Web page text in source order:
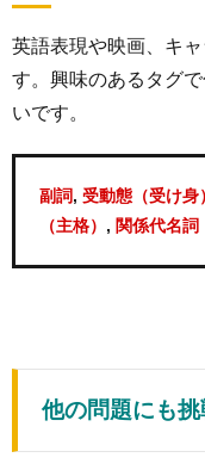
英語表現や映画、キ
す。興味のあるタグ
いです。
副詞 , 受動態（受け身
（主格） , 関係代名詞
他の問題にも挑